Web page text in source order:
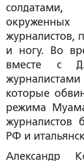
солдатами,
журналистов,
и ногу. Во
вместе с
которые
режима
журналистов
РФ и
Александр